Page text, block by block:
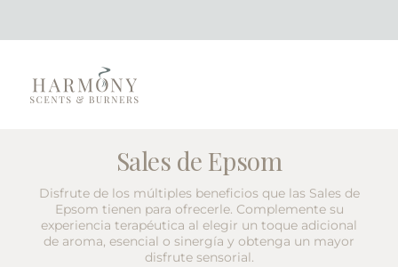
Sales de Epsom
Disfrute de los múltiples beneficios que las Sales de
Epsom tienen para ofrecerle. Complemente su
experiencia terapéutica al elegir un toque adicional
de aroma, esencial o sinergía y obtenga un mayor
disfrute sensorial.